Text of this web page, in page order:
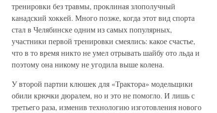
тренировки без травмы, проклиная злополучный
канадский хоккей. Много позже, когда этот вид спорта
стал в Челябинске одним из самых популярных,
участники первой тренировки смеялись: какое счастье,
что в то время никто не умел отрывать шайбу ото льда и
поэтому она никому не угодила выше колена.
У второй партии клюшек для «Трактора» модельщики
обили крючки дюралем, но и это не помогло. И лишь с
третьего раза, изменив технологию изготовления нового